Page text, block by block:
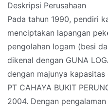
Deskripsi Perusahaan
Pada tahun 1990, pendiri
menciptakan lapangan
pengolahan logam (besi
dikenal dengan GUNA
dengan majunya
PT CAHAYA BUKIT
2004. Dengan